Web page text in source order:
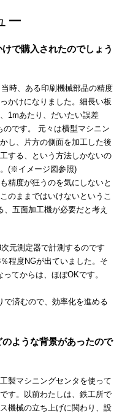
ー
で購入されたのでしょう
時、ある印刷機械部品の精度
かけになりました。細長い板
1mあたり、だいたい誤差
です。 元々は横型マシニン
し、片方の側面を加工した後
する、という方法しかないの
(※イメージ図参照)
精度が狂うのを気にしないと
のままではいけないというこ
五面加工機が必要だと考え
元測定器で計測するのです
程度NGが出ていました。そ
てからは、ほぼOKです。
で済むので、効率化を進める
ような背景があったので
製マシニングセンタを使って
す。以前わたしは、鉄工所で
機械の立ち上げに関わり、設